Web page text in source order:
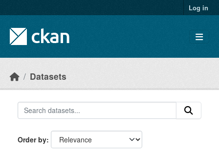
Log in
Datasets
Order by